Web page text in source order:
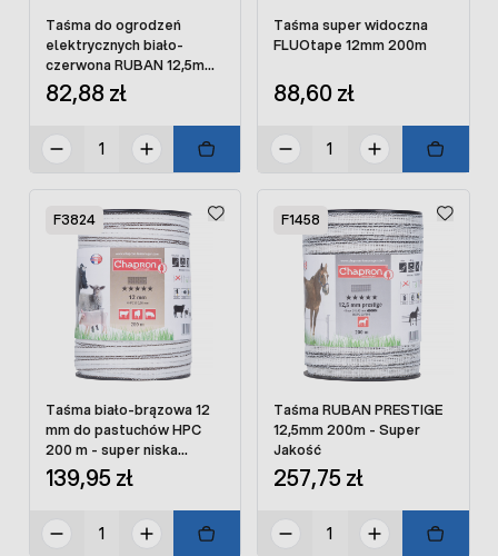
Taśma do ogrodzeń
elektrycznych biało-
czerwona RUBAN 12,5mm
200m
82,88 zł
Taśma super widoczna
FLUOtape 12mm 200m
88,60 zł
F3824
Taśma biało-brązowa 12
mm do pastuchów HPC
200 m - super niska
oporność
139,95 zł
F1458
Taśma RUBAN PRESTIGE
12,5mm 200m - Super
Jakość
257,75 zł